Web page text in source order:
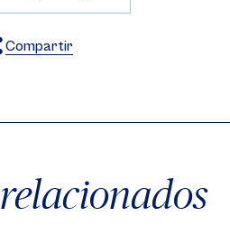
Compartir